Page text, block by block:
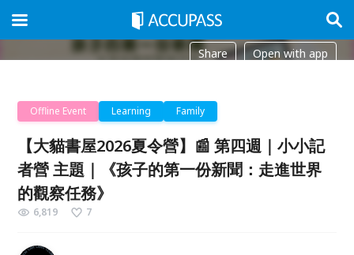
Share Open with app
Offline Event Learning Family
【大貓書屋2026夏令營】📰 第四週｜小小記
者營 主題｜《孩子的第一份新聞：走進世界
的觀察任務》
6,819 7